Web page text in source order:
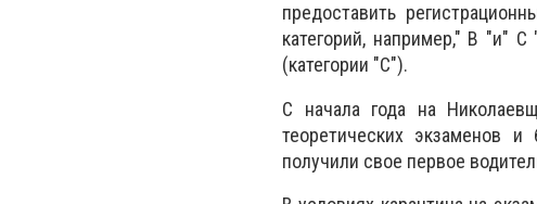
предоставить
категорий, например," В "и"
(категории "С").
С начала года на
теоретических экзаменов
получили свое первое